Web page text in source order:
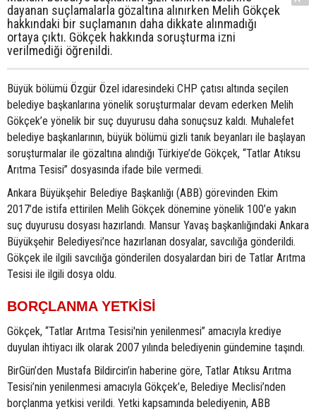
dayanan suçlamalarla gözaltına alınırken Melih Gökçek
hakkındaki bir suçlamanın daha dikkate alınmadığı
ortaya çıktı. Gökçek hakkında soruşturma izni
verilmediği öğrenildi.
Büyük bölümü Özgür Özel idaresindeki CHP çatısı altında seçilen
belediye başkanlarına yönelik soruşturmalar devam ederken Melih
Gökçek’e yönelik bir suç duyurusu daha sonuçsuz kaldı. Muhalefet
belediye başkanlarının, büyük bölümü gizli tanık beyanları ile başlayan
soruşturmalar ile gözaltına alındığı Türkiye’de Gökçek, “Tatlar Atıksu
Arıtma Tesisi” dosyasında ifade bile vermedi.
Ankara Büyükşehir Belediye Başkanlığı (ABB) görevinden Ekim
2017’de istifa ettirilen Melih Gökçek dönemine yönelik 100’e yakın
suç duyurusu dosyası hazırlandı. Mansur Yavaş başkanlığındaki Ankara
Büyükşehir Belediyesi’nce hazırlanan dosyalar, savcılığa gönderildi.
Gökçek ile ilgili savcılığa gönderilen dosyalardan biri de Tatlar Arıtma
Tesisi ile ilgili dosya oldu.
BORÇLANMA YETKİSİ
Gökçek, “Tatlar Arıtma Tesisi'nin yenilenmesi” amacıyla krediye
duyulan ihtiyacı ilk olarak 2007 yılında belediyenin gündemine taşındı.
BirGün’den Mustafa Bildircin’in haberine göre, Tatlar Atıksu Arıtma
Tesisi’nin yenilenmesi amacıyla Gökçek’e, Belediye Meclisi’nden
borçlanma yetkisi verildi. Yetki kapsamında belediyenin, ABB